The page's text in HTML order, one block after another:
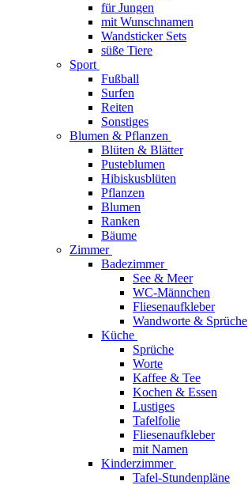
für Jungen
mit Wunschnamen
Wandsticker Sets
süße Tiere
Sport
Fußball
Surfen
Reiten
Sonstiges
Blumen & Pflanzen
Blüten & Blätter
Pusteblumen
Hibiskusblüten
Pflanzen
Blumen
Ranken
Bäume
Zimmer
Badezimmer
See & Meer
WC-Männchen
Fliesenaufkleber
Wandworte & Sprüche
Küche
Sprüche
Worte
Kaffee & Tee
Kochen & Essen
Lustiges
Tafelfolie
Fliesenaufkleber
mit Namen
Kinderzimmer
Tafel-Stundenpläne